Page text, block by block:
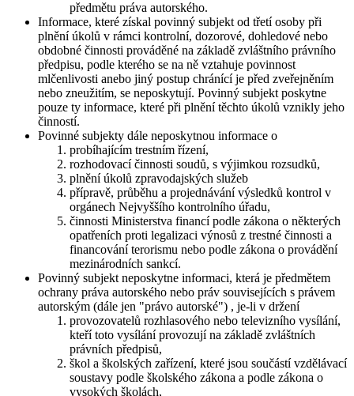
předmětu práva autorského.
Informace, které získal povinný subjekt od třetí osoby při
plnění úkolů v rámci kontrolní, dozorové, dohledové nebo
obdobné činnosti prováděné na základě zvláštního právního
předpisu, podle kterého se na ně vztahuje povinnost
mlčenlivosti anebo jiný postup chránící je před zveřejněním
nebo zneužitím, se neposkytují. Povinný subjekt poskytne
pouze ty informace, které při plnění těchto úkolů vznikly jeho
činností.
Povinné subjekty dále neposkytnou informace o
probíhajícím trestním řízení,
rozhodovací činnosti soudů, s výjimkou rozsudků,
plnění úkolů zpravodajských služeb
přípravě, průběhu a projednávání výsledků kontrol v
orgánech Nejvyššího kontrolního úřadu,
činnosti Ministerstva financí podle zákona o některých
opatřeních proti legalizaci výnosů z trestné činnosti a
financování terorismu nebo podle zákona o provádění
mezinárodních sankcí.
Povinný subjekt neposkytne informaci, která je předmětem
ochrany práva autorského nebo práv souvisejících s právem
autorským (dále jen "právo autorské") , je-li v držení
provozovatelů rozhlasového nebo televizního vysílání,
kteří toto vysílání provozují na základě zvláštních
právních předpisů,
škol a školských zařízení, které jsou součástí vzdělávací
soustavy podle školského zákona a podle zákona o
vysokých školách,